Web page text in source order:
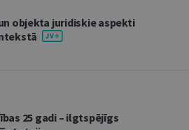
objekta juridiskie aspekti
25 gadi – ilgtspējīgs